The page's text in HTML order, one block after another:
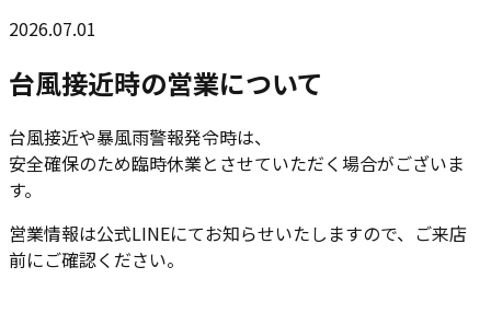
2026.07.01
台風接近時の営業について
台風接近や暴風雨警報発令時は、
安全確保のため臨時休業とさせていただく場合がございま
す。
営業情報は公式LINEにてお知らせいたしますので、ご来店
前にご確認ください。